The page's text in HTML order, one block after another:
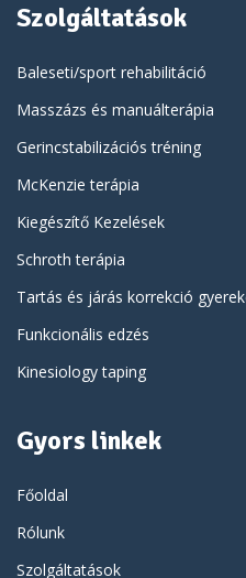
Szolgáltatások
Baleseti/sport rehabilitáció
Masszázs és manuálterápia
Gerincstabilizációs tréning
McKenzie terápia
Kiegészítő Kezelések
Schroth terápia
Tartás és járás korrekció
Funkcionális edzés
Kinesiology taping
Gyors linkek
Főoldal
Rólunk
Szolgáltatások